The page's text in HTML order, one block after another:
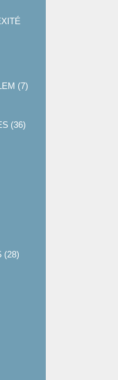
(7)
(36)
(28)